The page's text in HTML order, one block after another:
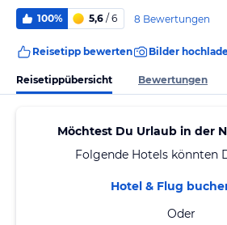
100% 5,6 / 6 8 Bewertungen
Reisetipp bewerten Bilder
Reisetippübersicht Bewertungen
Möchtest Du Urlaub in der
Folgende Hotels könnten
Hotel & Flug
Oder